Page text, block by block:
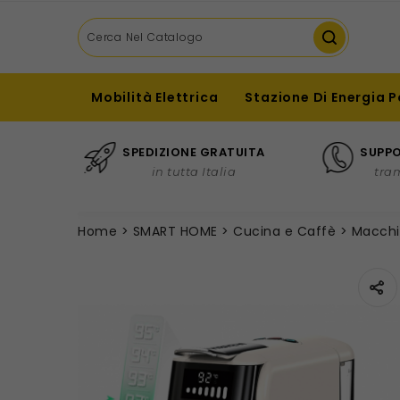
Mobilità Elettrica Stazione Di Energia
SPEDIZIONE GRATUITA
in tutta Italia
Home SMART HOME Cucina e Caffè